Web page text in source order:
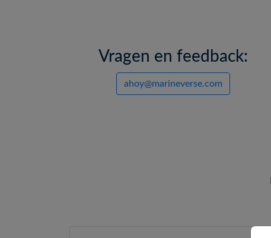
Vragen en feedback:
ahoy@marineverse.com